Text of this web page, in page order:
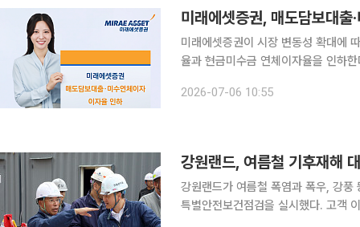
미래에셋증권, 매도담보대
미래에셋증권이 시장 변동성 확대에
율과 현금미수금 연체이자율을 인하한다. 미래에셋증권은 매도담보대출 이자율을 기존
2026-07-06 10:55
강원랜드가 여름철 폭염과 폭우, 강풍
특별안전보건점검을 실시했다. 고객